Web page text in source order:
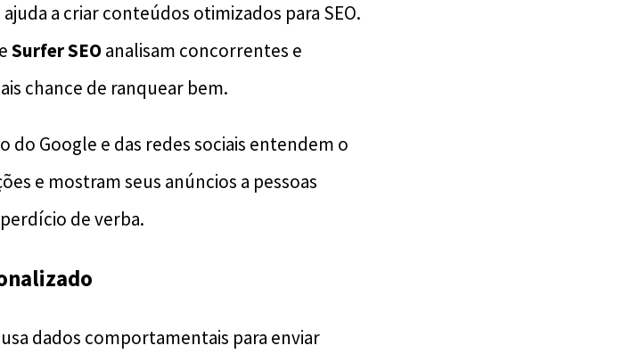
a criar conteúdos otimizados para SEO.
eSurfer SEOanalisam concorrentes e
chance de ranquear bem.
Google e das redes sociais entendem o
e mostram seus anúncios a pessoas
de verba.
dados comportamentais para enviar